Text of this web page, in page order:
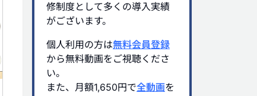
修制度として多くの導入実績
がございます。
個人利用の方は無料会員登録
から無料動画をご視聴くださ
い。
また、月額1,650円で全動画を